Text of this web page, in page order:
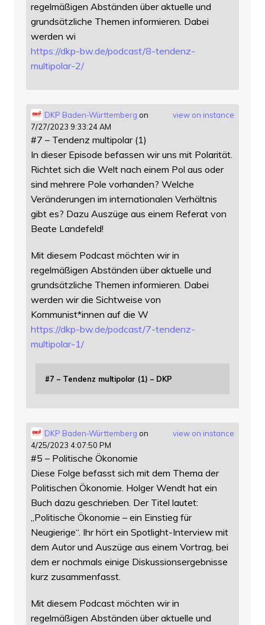
regelmäßigen Abständen über aktuelle und
grundsätzliche Themen informieren. Dabei
werden wi
https://dkp-bw.de/podcast/8-tendenz-
multipolar-2/
view on instance
DKP Baden-Württemberg on
7/27/2023 9:33:24 AM
#7 – Tendenz multipolar (1)
In dieser Episode befassen wir uns mit Polarität.
Richtet sich die Welt nach einem Pol aus oder
sind mehrere Pole vorhanden? Welche
Veränderungen im internationalen Verhältnis
gibt es? Dazu Auszüge aus einem Referat von
Beate Landefeld!
Mit diesem Podcast möchten wir in
regelmäßigen Abständen über aktuelle und
grundsätzliche Themen informieren. Dabei
werden wir die Sichtweise von
Kommunist*innen auf die W
https://dkp-bw.de/podcast/7-tendenz-
multipolar-1/
#7 – Tendenz multipolar (1) – DKP
view on instance
DKP Baden-Württemberg on
4/25/2023 4:07:50 PM
#5 – Politische Ökonomie
Diese Folge befasst sich mit dem Thema der
Politischen Ökonomie. Holger Wendt hat ein
Buch dazu geschrieben. Der Titel lautet:
„Politische Ökonomie – ein Einstieg für
Neugierige“. Ihr hört ein Spotlight-Interview mit
dem Autor und Auszüge aus einem Vortrag, bei
dem er nochmals einige Diskussionsergebnisse
kurz zusammenfasst.
Mit diesem Podcast möchten wir in
regelmäßigen Abständen über aktuelle und